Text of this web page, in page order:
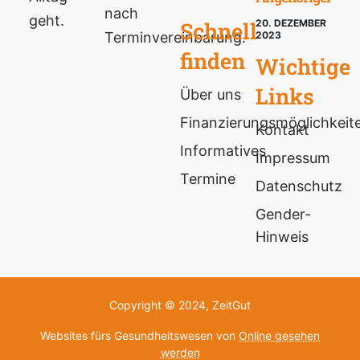
geht.
nach
Terminvereinbarung.
Schnell
finden
Über uns
Informatives
Termine
20. DEZEMBER
2023
Wichtige
Links
Kontakt
Impressum
Datenschutz
Gender-
Hinweis
Copyright © 2024, ZeitGut
Websites fürs Gesundheitswesen von Online gesehen
werden